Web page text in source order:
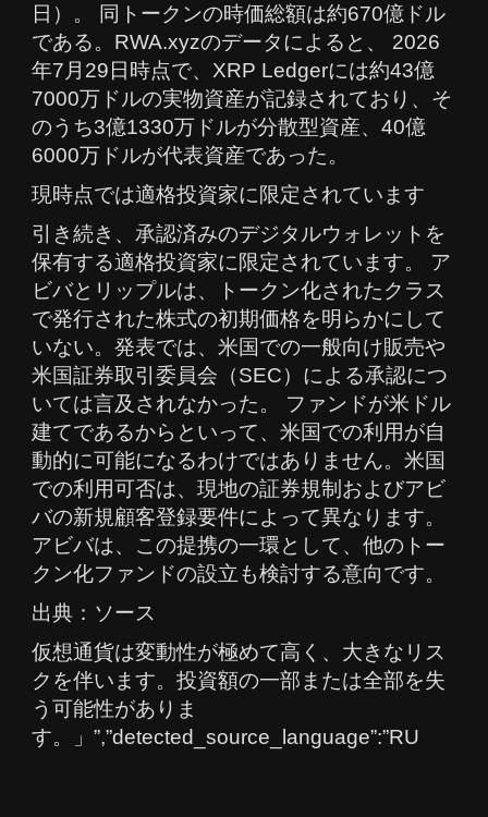
日）。 同トークンの時価総額は約670億ドル
である。RWA.xyzのデータによると、 2026
年7月29日時点で、XRP Ledgerには約43億
7000万ドルの実物資産が記録されており、そ
のうち3億1330万ドルが分散型資産、40億
6000万ドルが代表資産であった。
現時点では適格投資家に限定されています
引き続き、承認済みのデジタルウォレットを
保有する適格投資家に限定されています。 ア
ビバとリップルは、トークン化されたクラス
で発行された株式の初期価格を明らかにして
いない。発表では、米国での一般向け販売や
米国証券取引委員会（SEC）による承認につ
いては言及されなかった。 ファンドが米ドル
建てであるからといって、米国での利用が自
動的に可能になるわけではありません。米国
での利用可否は、現地の証券規制およびアビ
バの新規顧客登録要件によって異なります。
アビバは、この提携の一環として、他のトー
クン化ファンドの設立も検討する意向です。
出典：ソース
仮想通貨は変動性が極めて高く、大きなリス
クを伴います。投資額の一部または全部を失
う可能性がありま
す。」”,”detected_source_language”:”RU